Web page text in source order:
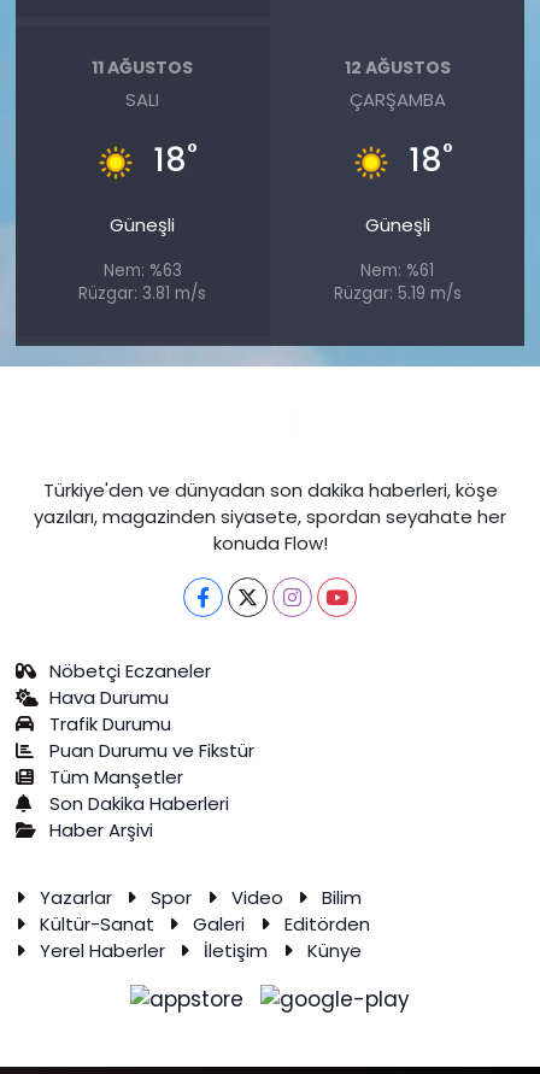
11 AĞUSTOS
SALI
18°
Güneşli
Nem: %63
Rüzgar: 3.81 m/s
12 AĞUSTOS
ÇARŞAMBA
18°
Güneşli
Nem: %61
Rüzgar: 5.19 m/s
Türkiye'den ve dünyadan son dakika haberleri, köşe
yazıları, magazinden siyasete, spordan seyahate her
konuda Flow!
Nöbetçi Eczaneler
Hava Durumu
Trafik Durumu
Puan Durumu ve Fikstür
Tüm Manşetler
Son Dakika Haberleri
Haber Arşivi
Yazarlar Spor Video
Bilim
Kültür-Sanat
Galeri
Editörden
Yerel Haberler
İletişim Künye